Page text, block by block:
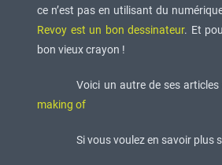
ce n’est pas en utilisant du
Revoy est un bon dessinateur. Et
bon vieux crayon !
Voici un autre de ses articles
making of
Si vous voulez en savoir plus